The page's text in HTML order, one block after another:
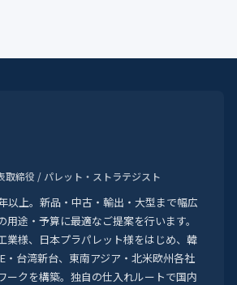
取締役 / パレット・ストラテジスト
以上。新品・中古・輸出・大型まで幅広
用途・予算に最適なご提案を行います。
業様、日本プラパレット様をはじめ、韓
・台湾新台、東南アジア・北米欧州各社
ークを構築。独自の仕入れルートで国内